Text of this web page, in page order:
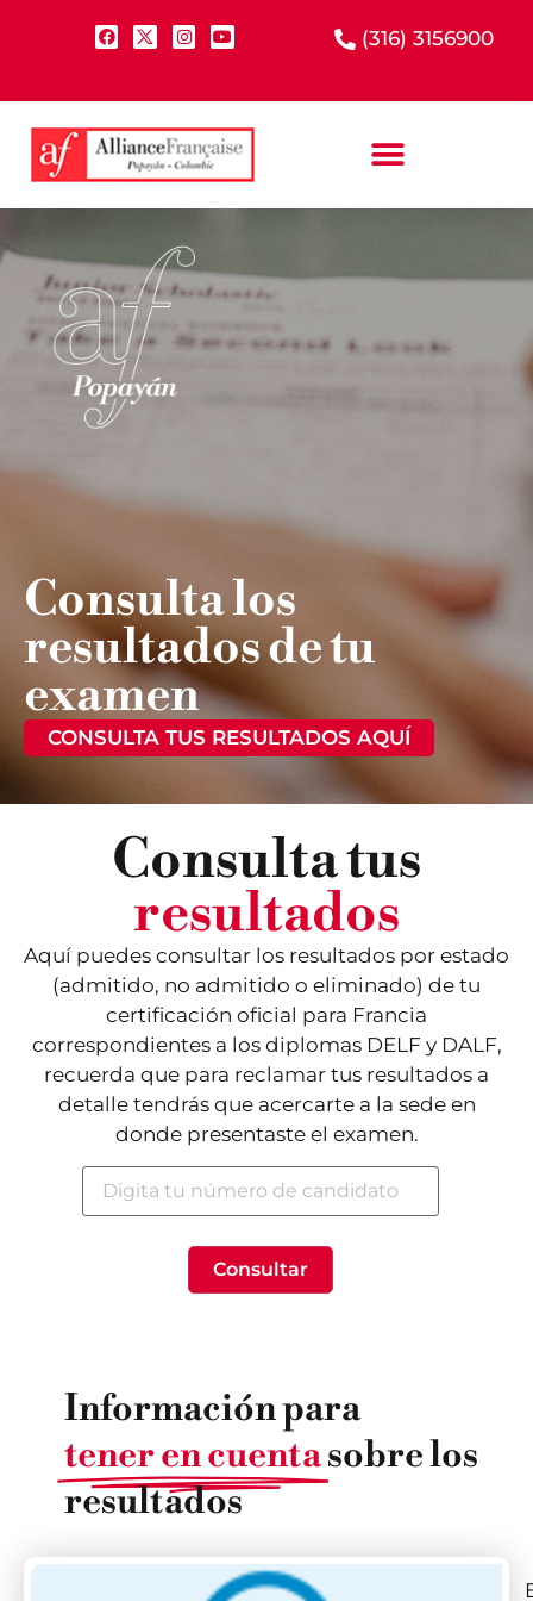
(316) 3156900
Consulta los
resultados de tu
examen
CONSULTA TUS RESULTADOS AQUÍ
Consulta tus
resultados
Aquí puedes consultar los resultados por estado
(admitido, no admitido o eliminado) de tu
certificación oficial para Francia
correspondientes a los diplomas DELF y DALF,
recuerda que para reclamar tus resultados a
detalle tendrás que acercarte a la sede en
donde presentaste el examen.
Información para
tener en cuentasobre los
resultados